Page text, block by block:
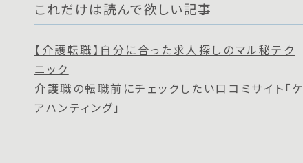
これだけは読んで欲しい記事
【介護転職】自分に合った求人探しのマル秘テク
ニック
介護職の転職前にチェックしたい口コミサイト「ケ
アハンティング」